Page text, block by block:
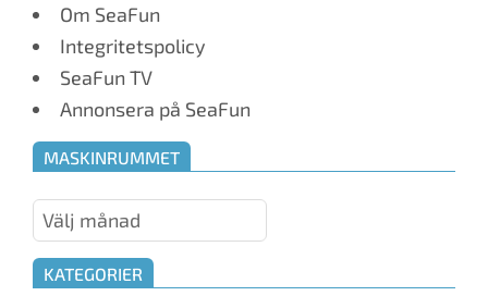
Om SeaFun
Integritetspolicy
SeaFun TV
Annonsera på SeaFun
MASKINRUMMET
Maskinrummet
KATEGORIER